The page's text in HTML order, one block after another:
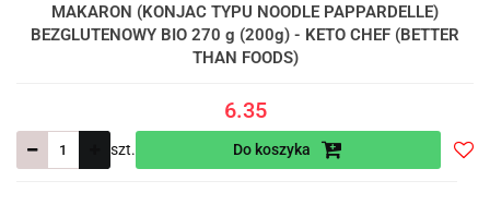
MAKARON (KONJAC TYPU NOODLE PAPPARDELLE)
BEZGLUTENOWY BIO 270 g (200g) - KETO CHEF (BETTER
THAN FOODS)
6.35
szt. Do koszyka